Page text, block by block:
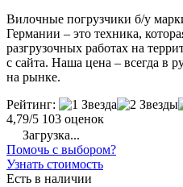
Вилочные погрузчики б/у
Германии – это техника,
разгрузочных работах на
с сайта. Наша цена – всегда в
на рынке.
Рейтинг:
4,79/5 103 оценок
Загрузка...
Помочь с выбором?
Узнать стоимость
Есть в наличии